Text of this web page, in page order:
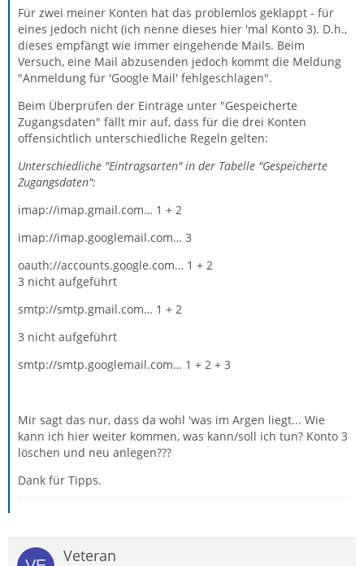
Für zwei meiner Konten hat das problemlos geklappt - für
eines jedoch nicht (ich nenne dieses hier 'mal Konto 3). D.h.,
dieses empfängt wie immer eingehende Mails. Beim
Versuch, eine Mail abzusenden jedoch kommt die Meldung
"Anmeldung für 'Google Mail' fehlgeschlagen".
Beim Überprüfen der Einträge unter "Gespeicherte
Zugangsdaten" fällt mir auf, dass für die drei Konten
offensichtlich unterschiedliche Regeln gelten:
Unterschiedliche "Eintragsarten" in der Tabelle "Gespeicherte
Zugangsdaten":
imap://imap.gmail.com… 1 + 2
imap://imap.googlemail.com… 3
oauth://accounts.google.com… 1 + 2
3 nicht aufgeführt
smtp://smtp.gmail.com… 1 + 2
3 nicht aufgeführt
smtp://smtp.googlemail.com… 1 + 2 + 3
Mir sagt das nur, dass da wohl 'was im Argen liegt... Wie
kann ich hier weiter kommen, was kann/soll ich tun? Konto 3
löschen und neu anlegen???
Dank für Tipps.
Veteran